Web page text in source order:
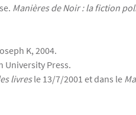
Manières de Noir : la fiction
K, 2004.
University Press.
livresle 13/7/2001 et dans le